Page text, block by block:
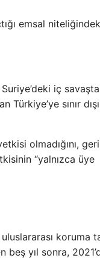
emsal
iç
sınır
olmadığını, geri
“yalnızca üye
koruma
beş yıl sonra,